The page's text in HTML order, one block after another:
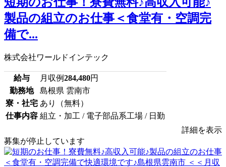
製品の組立のお仕事＜食堂有・空調完
備で...
株式会社ワールドインテック
給与 月収例284,480円
勤務地
島根県 雲南市
寮・社宅 あり（無料）
仕事内容 組立・加工 / 電子部品系工場 / 日勤
詳細を表示
募集が停止しています